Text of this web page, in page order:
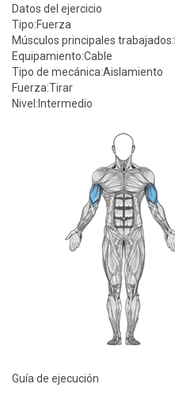
Datos del ejercicio
Tipo:Fuerza
Músculos principales trabajados:
Equipamiento:Cable
Tipo de mecánica:Aislamiento
Fuerza:Tirar
Nivel: Intermedio
Guía de ejecución